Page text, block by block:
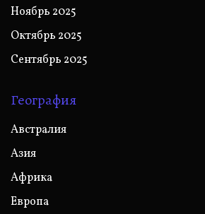
Ноябрь 2025
Октябрь 2025
Сентябрь 2025
География
Австралия
Азия
Африка
Европа